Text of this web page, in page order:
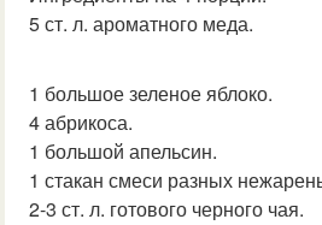
5 ст. л. ароматного меда.
1 большое зеленое яблоко.
4 абрикоса.
1 большой апельсин.
1 стакан смеси разных
2-3 ст. л. готового черного чая.